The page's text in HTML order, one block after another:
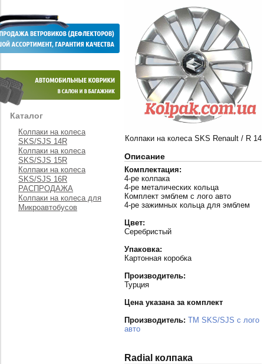
Каталог
Колпаки на колеса
SKS/SJS 14R
Колпаки на колеса
SKS/SJS 15R
Колпаки на колеса
SKS/SJS 16R
РАСПРОДАЖА
Колпаки на колеса для
Микроавтобусов
Колпаки на колеса SKS Renault / R 14
Описание
Комплектация:
4-ре колпака
4-ре металических кольца
Комплект эмблем с лого авто
4-ре зажимных кольца для эмблем
Цвет:
Серебристый
Упаковка:
Картонная коробка
Производитель:
Турция
Цена указана за комплект
Производитель: TM SKS/SJS с лого
авто
Radial колпака